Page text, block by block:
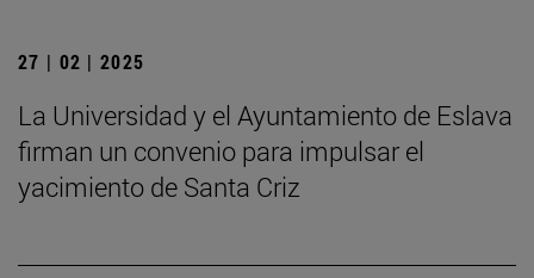
27 | 02 | 2025
La Universidad y el Ayuntamiento de Eslava
firman un convenio para impulsar el
yacimiento de Santa Criz